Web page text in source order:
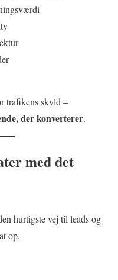
trafikens skyld –
der konverterer.
med det
hurtigste vej til leads og
op.